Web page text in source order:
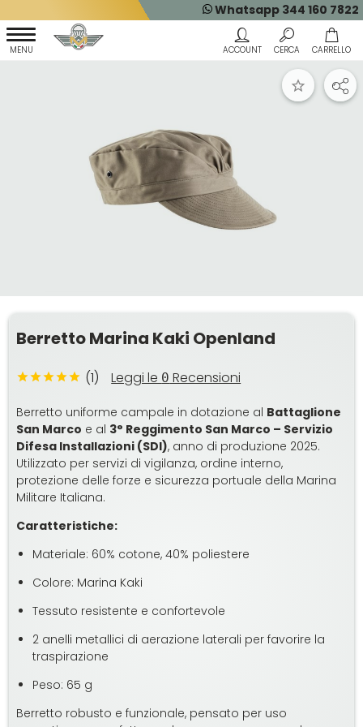
Whatsapp 344 160 7822
Berretto Marina Kaki Openland
(1) Leggi le 0 Recensioni
Berretto uniforme campale in dotazione al Battaglione
San Marco e al 3° Reggimento San Marco – Servizio
Difesa Installazioni (SDI), anno di produzione 2025.
Utilizzato per servizi di vigilanza, ordine interno,
protezione delle forze e sicurezza portuale della Marina
Militare Italiana.
Caratteristiche:
Materiale: 60% cotone, 40% poliestere
Colore: Marina Kaki
Tessuto resistente e confortevole
2 anelli metallici di aerazione laterali per favorire la
traspirazione
Peso: 65 g
Berretto robusto e funzionale, pensato per uso